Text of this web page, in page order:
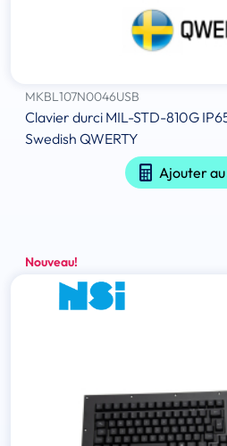
MKBL107N0046USB
Clavier durci MIL-STD-810G
Swedish QWERTY
Ajouter
Nouveau!